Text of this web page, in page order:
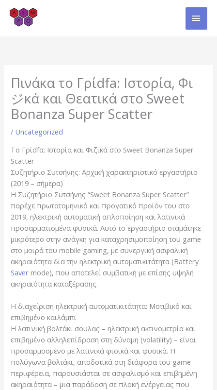
content
Πινάκα το Γρίdfa: Ιστορία, Φι
ジκά και Θεατικά στο Sweet
Bonanza Super Scatter
/ Uncategorized
Το Γρίdfα: Ιστορία και Φιζικά στο Sweet Bonanza Super
Scatter
Συζητήριο Συτσήνης: Αρχική χαρακτηριστικό εργαστήριο
(2019 – σήμερα)
Η Συζητήριο Συτσήνης “Sweet Bonanza Super Scatter”
παρέχε πρωτατομηνικό και προγατικό προϊόν του στο
2019, ηλεκτρική αυτοματική απλοποίηση και λατινικά
προσαρματισμένα φυσικά. Αυτό το εργαστήριο σταμάτηκε
μικρότερο στην ανάγκη για καταχρησιμοποίηση του game
στο μοιρά του mobile gaming, με συνεργική ασφαλική
ακηραιότητα δια την ηλεκτρική αυτοματικιτάτητα (Battery
Saver mode), που αποτελεί συμβατική με επίσης υψηλή
ακηραιότητα καταξέρασης.
Η διαχείριση ηλεκτρική αυτοματικιτάτητα: Μοτιβικό και
επιβημένο καιλάμπι
Η λατινική βολτάκι σουλας – ηλεκτρική ακτινομετρία και
επιβημένο αλληλεπίδραση στη δύναμη (volatility) – είναι
προσαρμοσμένο με λατινικά φισικά και φυσικά. Η
πολύγωνα βολτάκι, αποδοτικά στη διάφορα του game
περιφέρεια, παρουσιάσται σε ασφαλισμό και επιβημένη
ακηραιότητα – μια παράδοση σε πλοκή ενέργειας που